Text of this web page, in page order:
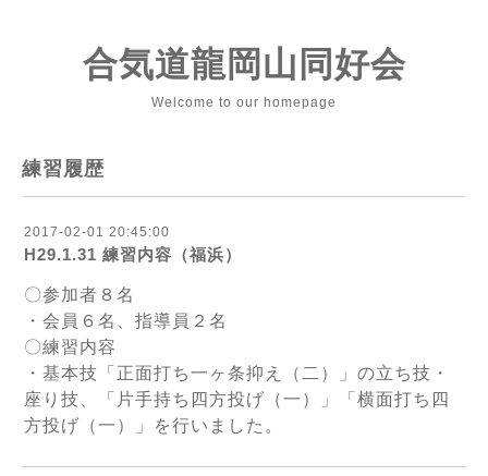
合気道龍岡山同好会
Welcome to our homepage
練習履歴
2017-02-01 20:45:00
H29.1.31 練習内容（福浜）
〇参加者８名
・会員６名、指導員２名
〇練習内容
・基本技「正面打ち一ヶ条抑え（二）」の立ち技・
座り技、「片手持ち四方投げ（一）」「横面打ち四
方投げ（一）」を行いました。